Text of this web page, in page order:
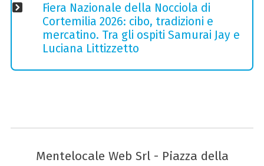
Fiera Nazionale della Nocciola di
Cortemilia 2026: cibo, tradizioni e
mercatino. Tra gli ospiti Samurai Jay e
Luciana Littizzetto
Mentelocale Web Srl - Piazza della